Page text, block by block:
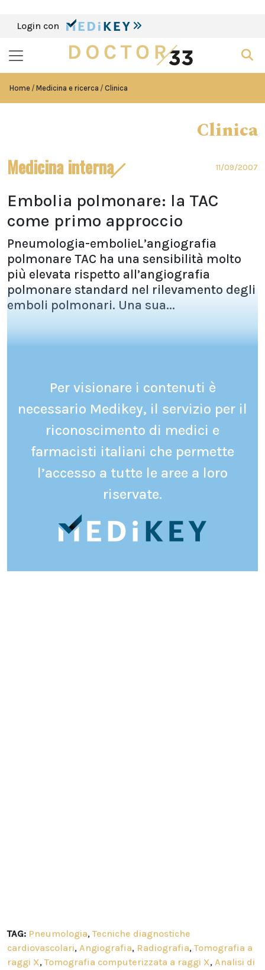
Login con
Home Medicina e ricerca Clinica
Clinica
Medicina interna 11/09/2007
Embolia polmonare: la TAC
come primo approccio
Pneumologia-embolieL’angiografia
polmonare TAC ha una sensibilità molto
più elevata rispetto all’angiografia
polmonare standard nel rilevamento degli
emboli polmonari. Una sua...
Per visionare i contenuti è
necessario Medikey, il servizio per il
riconoscimento di medici e
farmacisti italiani che permette
l’accesso a tutte le aree a loro
riservate.
TAG: Pneumologia,Tecniche diagnostiche
cardiovascolari, Angiografia, Radiografia,Tomografia a
raggi X,Tomografia computerizzata a raggi X, Analisi di